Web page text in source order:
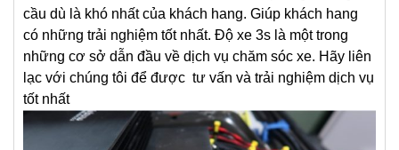
cầu dù là khó nhất của khách hang. Giúp khách hang
có những trải nghiệm tốt nhất. Độ xe 3s là một trong
những cơ sở dẫn đầu về dịch vụ chăm sóc xe. Hãy liên
lạc với chúng tôi để được tư vấn và trải nghiệm dịch vụ
tốt nhất